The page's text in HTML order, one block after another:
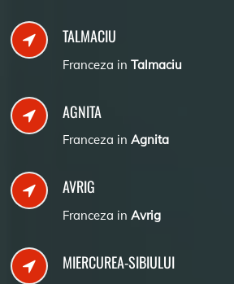
TALMACIU
Franceza in Talmaciu
AGNITA
Franceza in Agnita
AVRIG
Franceza in Avrig
MIERCUREA-SIBIULUI